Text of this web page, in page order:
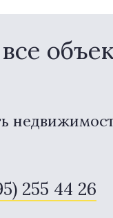
255 44 26